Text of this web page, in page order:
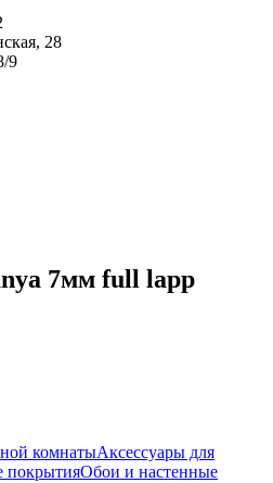
28
9
7мм full lapp
комнатыАксессуары для
покрытияОбои и настенные